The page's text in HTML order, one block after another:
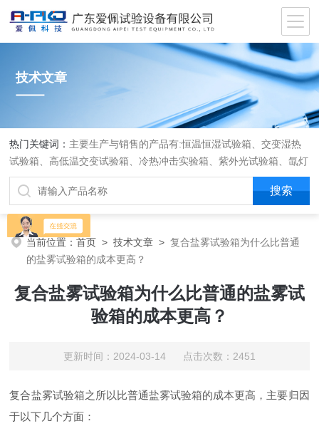
技术文章
热门关键词： 主要生产与销售的产品有:恒温恒湿试验箱、交变湿热
试验箱、高低温交变试验箱、冷热冲击实验箱、紫外光试验箱、氙灯
老化箱、恒温恒湿实验室、沙尘试验箱、淋雨试验箱、盐水喷雾试验
箱、各种振动试验台、拉力试验机、蒸汽老化试验机、跌落试验机、
插拔力试验机、按健寿命试验机、纸带耐磨擦试验机、工业烘烤箱
当前位置：首页 >技术文章 >复合盐雾试验箱为什么比普通
的盐雾试验箱的成本更高？
复合盐雾试验箱为什么比普通的盐雾试
验箱的成本更高？
更新时间：2024-03-14 点击次数：2451
复合盐雾试验箱之所以比普通盐雾试验箱的成本更高，主要归因
于以下几个方面：